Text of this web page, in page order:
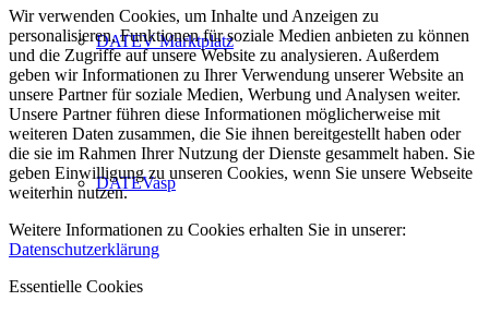
DATEV Marktplatz
DATEVasp
Wir verwenden Cookies, um Inhalte und Anzeigen zu
personalisieren, Funktionen für soziale Medien anbieten zu können
und die Zugriffe auf unsere Website zu analysieren. Außerdem
geben wir Informationen zu Ihrer Verwendung unserer Website an
unsere Partner für soziale Medien, Werbung und Analysen weiter.
Unsere Partner führen diese Informationen möglicherweise mit
weiteren Daten zusammen, die Sie ihnen bereitgestellt haben oder
die sie im Rahmen Ihrer Nutzung der Dienste gesammelt haben. Sie
geben Einwilligung zu unseren Cookies, wenn Sie unsere Webseite
weiterhin nutzen.
Weitere Informationen zu Cookies erhalten Sie in unserer:
Datenschutzerklärung
Essentielle Cookies